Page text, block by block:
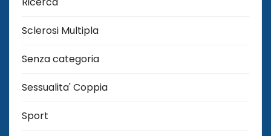
Sclerosi Multipla
Senza categoria
Sessualita' Coppia
Sport